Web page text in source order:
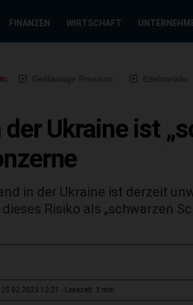
FINANZEN WIRTSCHAFT
Geldanlage Premium Edelmetalle
der Ukraine ist
in der Ukraine ist derzeit
Risiko als „schwarzen
12:21 Lesezeit: 3 min